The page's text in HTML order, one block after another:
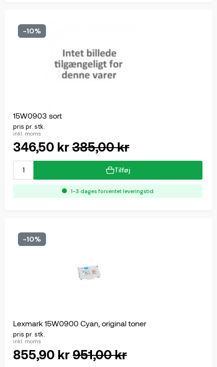
-10%
15W0903 sort
pris pr. stk.
inkl. moms
346,50 kr385,00 kr
Tilføj
1-3 dages forventet leveringstid
-10%
Lexmark 15W0900 Cyan, original toner
pris pr. stk.
inkl. moms
855,90 kr951,00 kr